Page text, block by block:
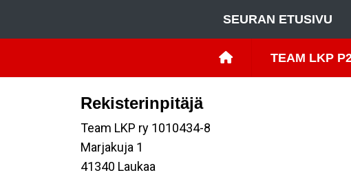
SEURAN ETUSIVU
TEAM LKP
Rekisterinpitäjä
Team LKP ry 1010434-8
Marjakuja 1
41340 Laukaa